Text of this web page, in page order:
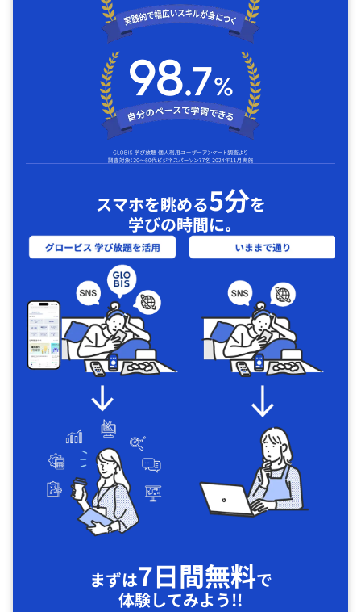
スマホを眺める5分を
学びの時間に｡
まずは7日間無料で
体験してみよう!!